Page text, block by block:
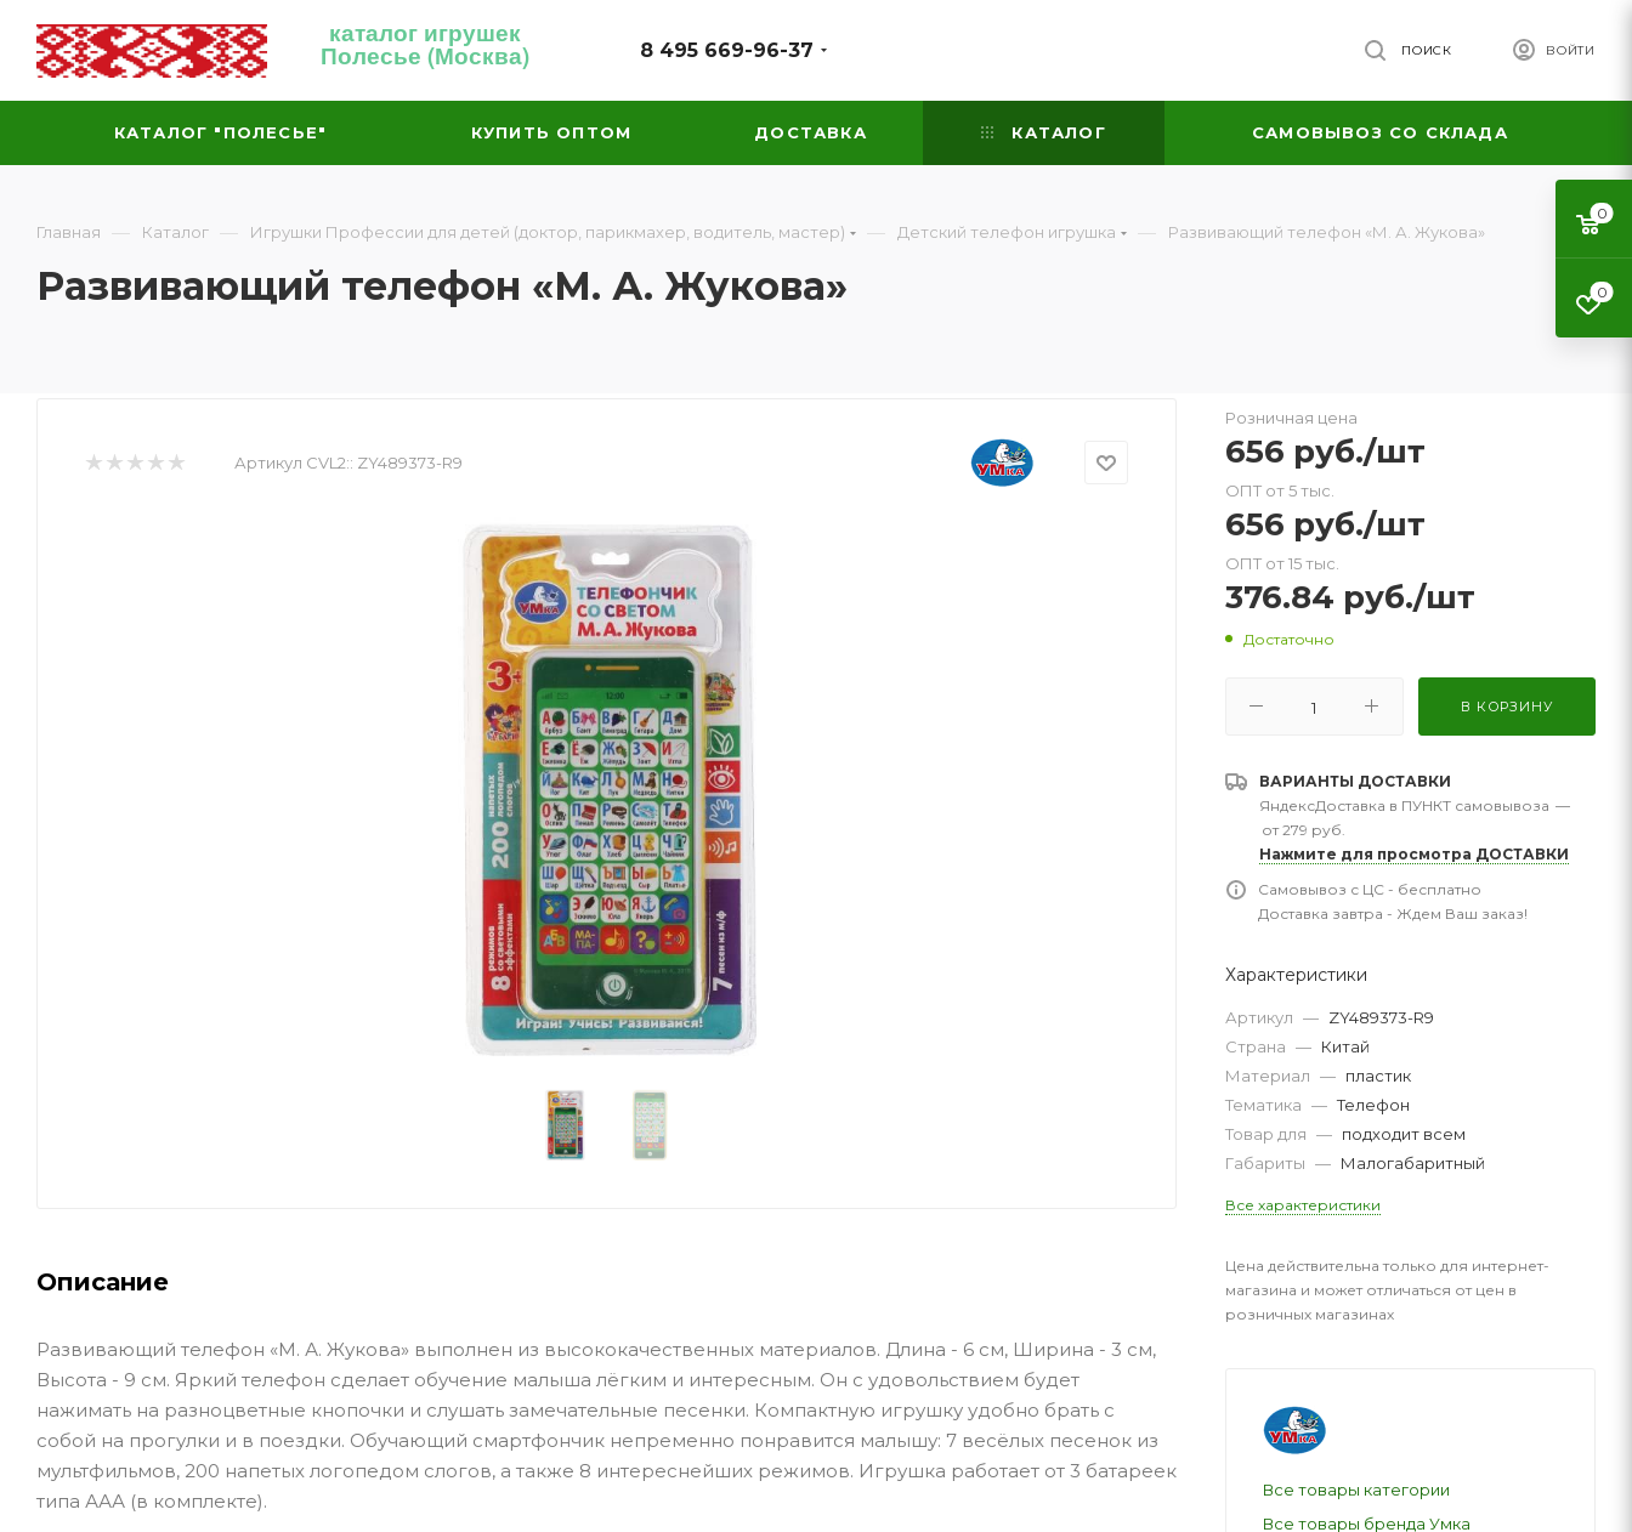
каталог игрушек
Полесье (Москва) 8 495 669-96-37 ВОЙТИ
ПОИСК
КАТАЛОГ "ПОЛЕСЬЕ" КУПИТЬ ОПТОМ ДОСТАВКА КАТАЛОГ САМОВЫВОЗ СО СКЛАДА
Главная — Каталог — Игрушки Профессии для детей (доктор, парикмахер, водитель, мастер) — Детский телефон игрушка — Развивающий телефон «М. А. Жукова»
Развивающий телефон «М. А. Жукова»
Артикул CVL2:: ZY489373-R9
Описание
Развивающий телефон «М. А. Жукова» выполнен из высококачественных материалов. Длина - 6 см, Ширина - 3 см,
Высота - 9 см. Яркий телефон сделает обучение малыша лёгким и интересным. Он с удовольствием будет
нажимать на разноцветные кнопочки и слушать замечательные песенки. Компактную игрушку удобно брать с
собой на прогулки и в поездки. Обучающий смартфончик непременно понравится малышу: 7 весёлых песенок из
мультфильмов, 200 напетых логопедом слогов, а также 8 интереснейших режимов. Игрушка работает от 3 батареек
типа ААА (в комплекте).
Розничная цена
656 руб./шт
ОПТ от 5 тыс.
656 руб./шт
ОПТ от 15 тыс.
376.84 руб./шт
Достаточно
В КОРЗИНУ
ВАРИАНТЫ ДОСТАВКИ
ЯндексДоставка в ПУНКТ самовывоза —
от 279 руб.
Нажмите для просмотра ДОСТАВКИ
Самовывоз с ЦС - бесплатно
Доставка завтра - Ждем Ваш заказ!
Характеристики
Артикул — ZY489373-R9
Страна — Китай
Материал — пластик
Тематика — Телефон
Товар для — подходит всем
Габариты — Малогабаритный
Все характеристики
Цена действительна только для интернет-
магазина и может отличаться от цен в
розничных магазинах
Все товары категории
Все товары бренда Умка
0
0